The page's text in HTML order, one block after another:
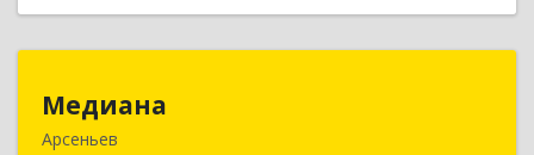
Медиана
Арсеньев